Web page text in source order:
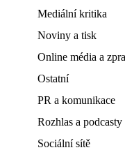
Mediální kritika
Noviny a tisk
Online média a
Ostatní
PR a komunikace
Rozhlas a podcasty
Sociální sítě